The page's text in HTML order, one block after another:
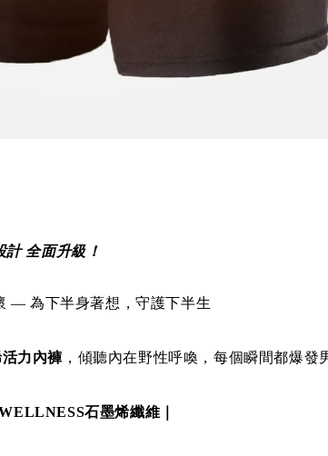
計 全面升級！
— 為下半身著想，守護下半生
力內褲 ，傾聽內在野性呼喚，每個瞬間都爆發
石墨烯纖維｜